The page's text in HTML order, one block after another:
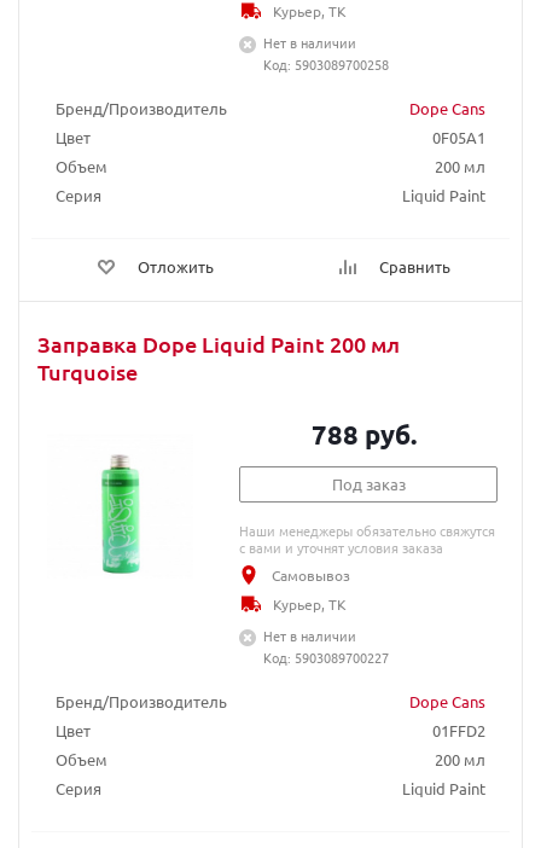
Бренд/Производитель
Dope Cans
Цвет
0F05A1
Объем
200 мл
Серия
Liquid Paint
Отложить Сравнить
Курьер, ТК
Нет в наличии
Код: 5903089700258
Заправка Dope Liquid Paint 200 мл
Turquoise
Бренд/Производитель
Dope Cans
Цвет
01FFD2
Объем
200 мл
Серия
Liquid Paint
788 руб.
Под заказ
Наши менеджеры обязательно свяжутся
с вами и уточнят условия заказа
Самовывоз
Курьер, ТК
Нет в наличии
Код: 5903089700227